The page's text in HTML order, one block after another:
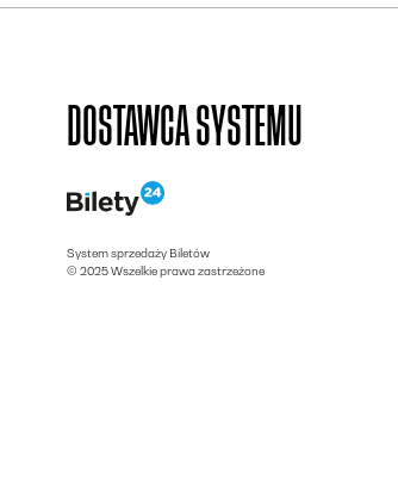
DOSTAWCA SYSTEMU
System sprzedaży Biletów
© 2025 Wszelkie prawa zastrzeżone